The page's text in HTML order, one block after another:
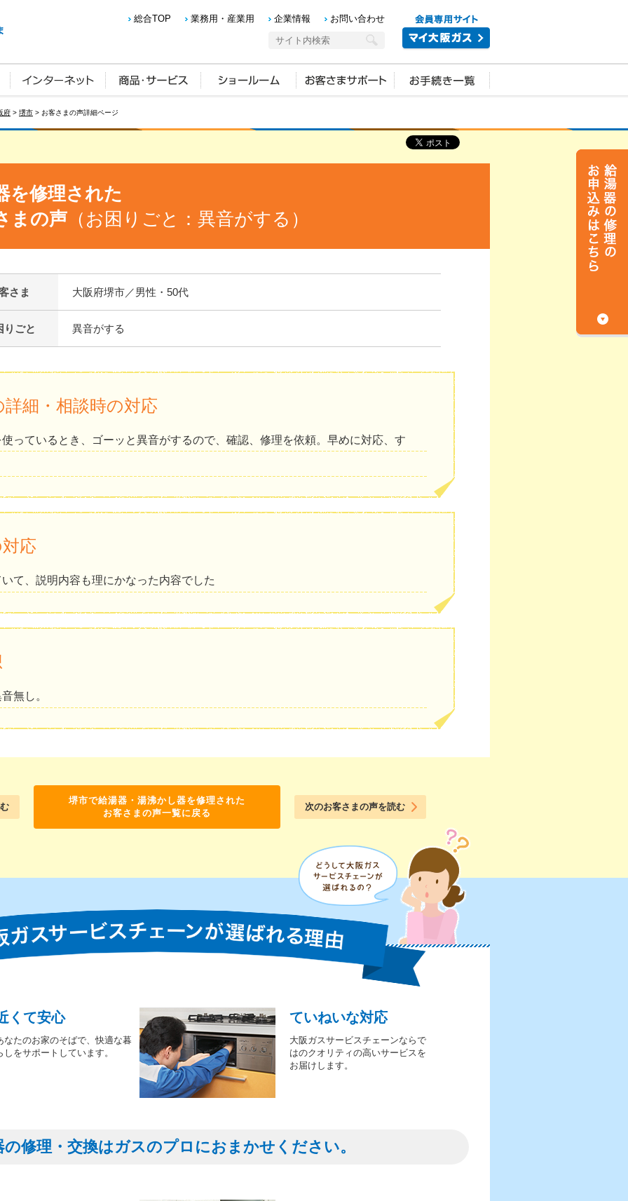
総合TOP 業務用・産業用 企業情報 お問い合わせ
府 > 堺市 > お客さまの声詳細ページ
を修理された
まの声 （お困りごと：異音がする）
さま 大阪府堺市／男性・50代
りごと 異音がする
細・相談時の対応
っているとき、ゴーッと異音がするので、確認、修理を依頼。早めに対応、す
応
て、説明内容も理にかなった内容でした
無し。
堺市で給湯器・湯沸かし器を修理された
お客さまの声一覧に戻る
次のお客さまの声を読む
くて安心
なたのお家のそばで、快適な暮
しをサポートしています。
ていねいな対応
大阪ガスサービスチェーンならで
はのクオリティの高いサービスを
お届けします。
の修理・交換はガスのプロにおまかせください。